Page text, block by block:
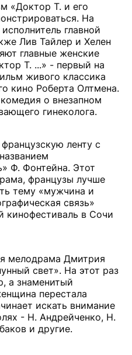
«Доктор Т. и его
На
главной
Лив Тайлер и Хелен
главные женские
Т. ...» - первый на
живого классика
кино Роберта Олтмена.
о внезапном
гинеколога.
ленту с
Ф. Фонтейна. Этот
французы лучше
тему «мужчина и
связь»
кинофестиваль в Сочи
мелодрама Дмитрия
свет». На этот раз
а знаменитый
перестала
искать внимание
- Н. Андрейченко, Н.
и другие.